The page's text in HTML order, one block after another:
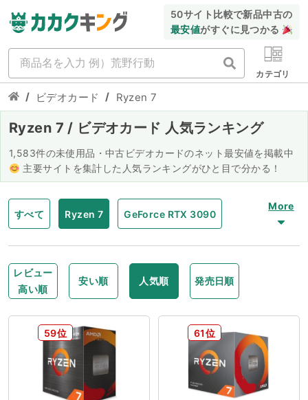
50サイト比較で新品中古の
最安値がすぐに見つかる
カテゴリ
/ ビデオカード / Ryzen 7
Ryzen 7 / ビデオカード 人気ランキング
1,583件の未使用品・中古ビデオカードのネット最安値を掲載中
主要サイトを集計した人気ランキングがひと目で分かる！
すべて Ryzen 7 GeForce RTX 3090
GeForce GTX 1650 SUPER
GeForce GTX 1650 GeForceシリーズ
Radeon RX 6800 Core i5
More
レビュー
高い順
安い順 人気順 発売日順
59位 61位